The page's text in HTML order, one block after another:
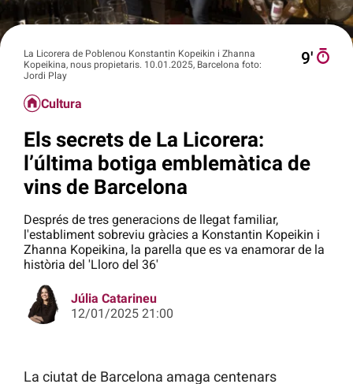
La Licorera de Poblenou Konstantin Kopeikin i Zhanna
Kopeikina, nous propietaris. 10.01.2025, Barcelona foto:
Jordi Play
9′
Cultura
Els secrets de La Licorera:
l’última botiga emblemàtica de
vins de Barcelona
Després de tres generacions de llegat familiar,
l'establiment sobreviu gràcies a Konstantin Kopeikin i
Zhanna Kopeikina, la parella que es va enamorar de la
història del 'Lloro del 36'
Júlia Catarineu
12/01/2025 21:00
La ciutat de Barcelona amaga centenars